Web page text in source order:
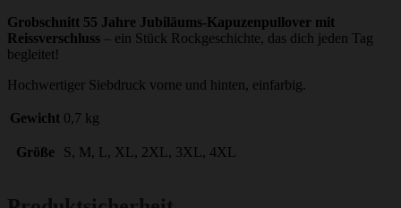
Grobschnitt 55 Jahre Jubiläums-Kapuzenpullover mit
Reissverschluss – ein Stück Rockgeschichte, das dich jeden Tag
begleitet!
Hochwertiger Siebdruck vorne und hinten, einfarbig.
Gewicht 0,7 kg
Größe S, M, L, XL, 2XL, 3XL, 4XL